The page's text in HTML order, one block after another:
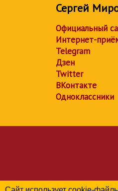
Сергей
Официальный
Интернет-
Telegram
Дзен
Twitter
ВКонтакте
Одноклассники